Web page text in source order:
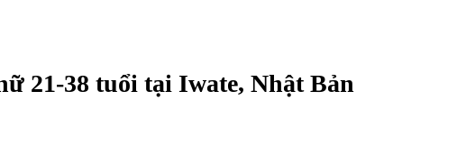
21-38 tuổi tại Iwate, Nhật Bản